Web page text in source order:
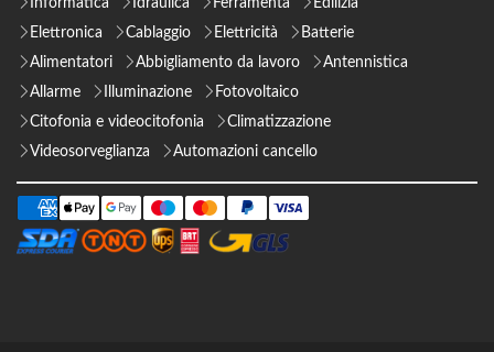
Elettronica
Cablaggio Elettricità
Batterie
Alimentatori
Abbigliamento da lavoro
Antennistica
Allarme
Illuminazione
Fotovoltaico
Citofonia e videocitofonia
Climatizzazione
Videosorveglianza
Automazioni cancello